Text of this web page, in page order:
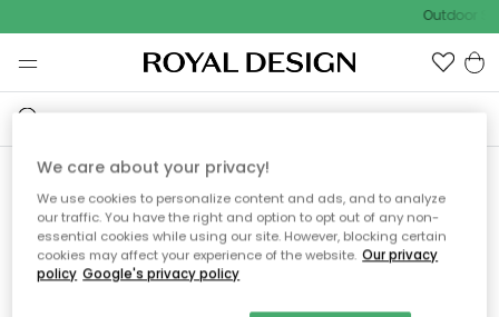
Outdoor
Emme valitettavasti löydä
etsimääsi sivua
We care about your privacy!
We use cookies to personalize content and ads, and to analyze
our traffic. You have the right and option to opt out of any non-
essential cookies while using our site. However, blocking certain
cookies may affect your experience of the website. Our privacy
policy Google's privacy policy